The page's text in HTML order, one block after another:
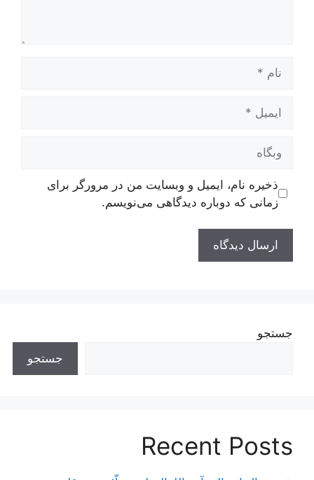
وبگاه
ذخیره نام، ایمیل و وبسایت من در مرورگر برای
زمانی که دوباره دیدگاهی می‌نویسم.
جستجو
جستجو
Recent Posts